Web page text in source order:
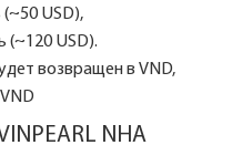
USD),
(~120 USD).
возвращен в VND,
NHA